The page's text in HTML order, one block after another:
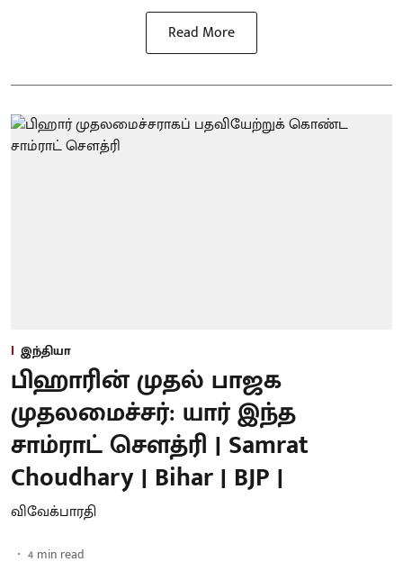
Read More
இந்தியா
பிஹாரின் முதல் பாஜக
முதலமைச்சர்: யார் இந்த
சாம்ராட் சௌத்ரி | Samrat
Choudhary | Bihar | BJP |
விவேக்பாரதி
4 min read